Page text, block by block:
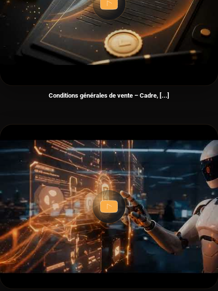
Conditions générales de vente – Cadre, [...]